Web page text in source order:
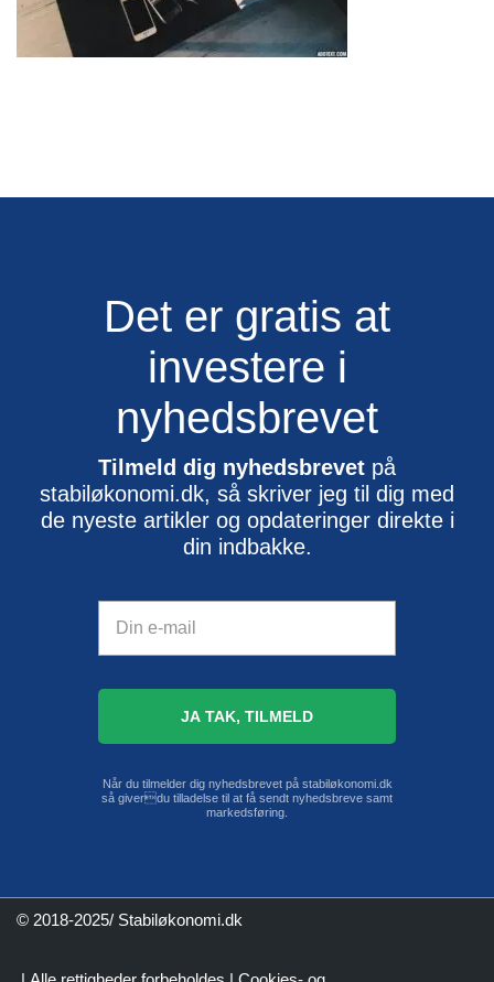
Det er gratis at
investere i
nyhedsbrevet
Tilmeld dig nyhedsbrevet på
stabiløkonomi.dk, så skriver jeg til dig med
de nyeste artikler og opdateringer direkte i
din indbakke.
Når du tilmelder dig nyhedsbrevet på stabiløkonomi.dk
så giverdu tilladelse til at få sendt nyhedsbreve samt
markedsføring.
© 2018-2025/ Stabiløkonomi.dk